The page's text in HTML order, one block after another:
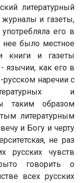
литературный
и газеты,
его в
нее было местное
книги и газеты
язычии, как его в
наречии с
и
таким образом
литературным
и Богу и черту
не раз
русских чувств
говорить о
всех русских